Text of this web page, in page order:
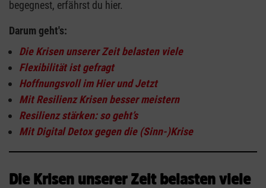
begegnest, erfährst du hier.
Darum geht's:
Die Krisen unserer Zeit belasten viele
Flexibilität ist gefragt
Hoffnungsvoll im Hier und Jetzt
Mit Resilienz Krisen besser meistern
Resilienz stärken: so geht’s
Mit Digital Detox gegen die (Sinn-)Krise
Die Krisen unserer Zeit belasten viele